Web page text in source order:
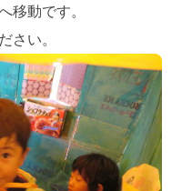
移動です。
さい。